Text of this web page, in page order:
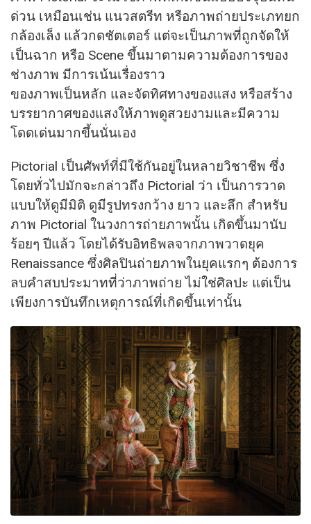
ด่วน เหมือนเช่น แนวสตรีท หรือภาพถ่ายประเภทยก
กล้องเล็ง แล้วกดชัตเตอร์ แต่จะเป็นภาพที่ถูกจัดให้
เป็นฉาก หรือ Scene ขึ้นมาตามความต้องการของ
ช่างภาพ มีการเน้นเรื่องราว
ของภาพเป็นหลัก และจัดทิศทางของแสง หรือสร้าง
บรรยากาศของแสงให้ภาพดูสวยงามและมีความ
โดดเด่นมากขึ้นนั่นเอง
Pictorial เป็นศัพท์ที่มีใช้กันอยู่ในหลายวิชาชีพ ซึ่ง
โดยทั่วไปมักจะกล่าวถึง Pictorial ว่า เป็นการวาด
แบบให้ดูมีมิติ ดูมีรูปทรงกว้าง ยาว และลึก สำหรับ
ภาพ Pictorial ในวงการถ่ายภาพนั้น เกิดขึ้นมานับ
ร้อยๆ ปีแล้ว โดยได้รับอิทธิพลจากภาพวาดยุค
Renaissance ซึ่งศิลปินถ่ายภาพในยุคแรกๆ ต้องการ
ลบคำสบประมาทที่ว่าภาพถ่าย ไม่ใช่ศิลปะ แต่เป็น
เพียงการบันทึกเหตุการณ์ที่เกิดขึ้นเท่านั้น